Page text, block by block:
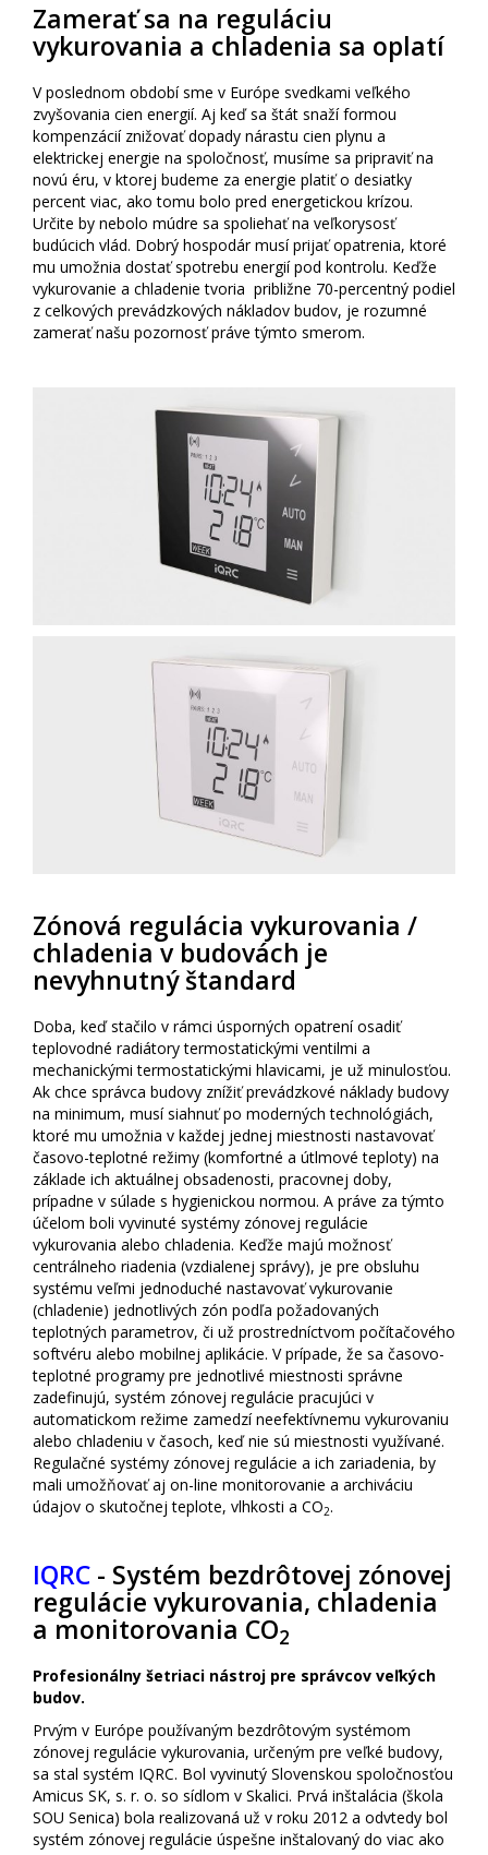
Zamerať sa na reguláciu
vykurovania a chladenia sa oplatí
V poslednom období sme v Európe svedkami veľkého
zvyšovania cien energií. Aj keď sa štát snaží formou
kompenzácií znižovať dopady nárastu cien plynu a
elektrickej energie na spoločnosť, musíme sa pripraviť na
novú éru, v ktorej budeme za energie platiť o desiatky
percent viac, ako tomu bolo pred energetickou krízou.
Určite by nebolo múdre sa spoliehať na veľkorysosť
budúcich vlád. Dobrý hospodár musí prijať opatrenia, ktoré
mu umožnia dostať spotrebu energií pod kontrolu. Keďže
vykurovanie a chladenie tvoria približne 70-percentný podiel
z celkových prevádzkových nákladov budov, je rozumné
zamerať našu pozornosť práve týmto smerom.
Zónová regulácia vykurovania /
chladenia v budovách je
nevyhnutný štandard
Doba, keď stačilo v rámci úsporných opatrení osadiť
teplovodné radiátory termostatickými ventilmi a
mechanickými termostatickými hlavicami, je už minulosťou.
Ak chce správca budovy znížiť prevádzkové náklady budovy
na minimum, musí siahnuť po moderných technológiách,
ktoré mu umožnia v každej jednej miestnosti nastavovať
časovo-teplotné režimy (komfortné a útlmové teploty) na
základe ich aktuálnej obsadenosti, pracovnej doby,
prípadne v súlade s hygienickou normou. A práve za týmto
účelom boli vyvinuté systémy zónovej regulácie
vykurovania alebo chladenia. Keďže majú možnosť
centrálneho riadenia (vzdialenej správy), je pre obsluhu
systému veľmi jednoduché nastavovať vykurovanie
(chladenie) jednotlivých zón podľa požadovaných
teplotných parametrov, či už prostredníctvom počítačového
softvéru alebo mobilnej aplikácie. V prípade, že sa časovo-
teplotné programy pre jednotlivé miestnosti správne
zadefinujú, systém zónovej regulácie pracujúci v
automatickom režime zamedzí neefektívnemu vykurovaniu
alebo chladeniu v časoch, keď nie sú miestnosti využívané.
Regulačné systémy zónovej regulácie a ich zariadenia, by
mali umožňovať aj on-line monitorovanie a archiváciu
údajov o skutočnej teplote, vlhkosti a CO2.
IQRC - Systém bezdrôtovej zónovej
regulácie vykurovania, chladenia
a monitorovania CO2
Profesionálny šetriaci nástroj pre správcov veľkých
budov.
Prvým v Európe používaným bezdrôtovým systémom
zónovej regulácie vykurovania, určeným pre veľké budovy,
sa stal systém IQRC. Bol vyvinutý Slovenskou spoločnosťou
Amicus SK, s. r. o. so sídlom v Skalici. Prvá inštalácia (škola
SOU Senica) bola realizovaná už v roku 2012 a odvtedy bol
systém zónovej regulácie úspešne inštalovaný do viac ako